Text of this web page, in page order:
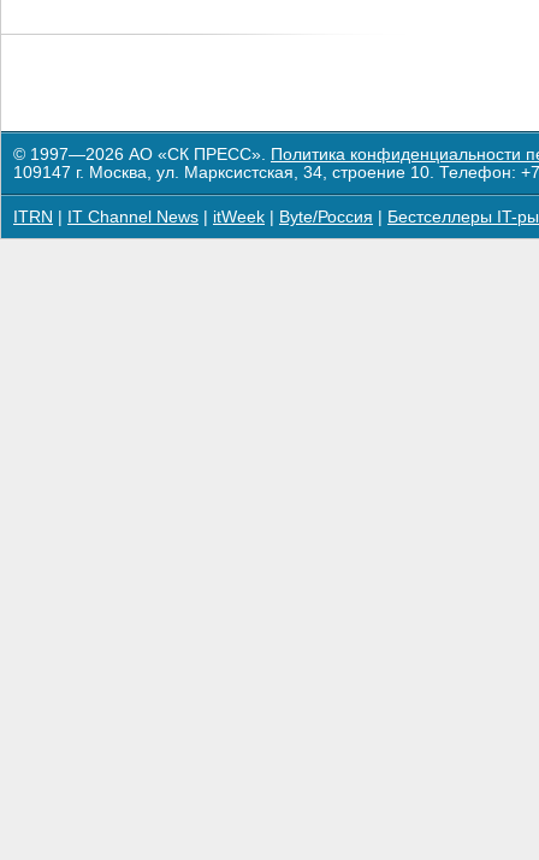
© 1997—2026 АО «СК ПРЕСС». Политика конфиденциальности
109147 г. Москва, ул. Марксистская, 34, строение 10. Телефон:
ITRN IT Channel News itWeek Byte/Россия Бестселлеры IT-